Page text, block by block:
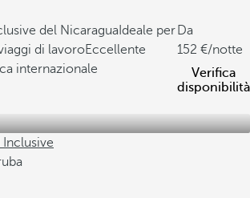
del Nicaragua Ideale per
di lavoroEccellente
internazionale
Da
152
/notte
Verifica
disponibilità